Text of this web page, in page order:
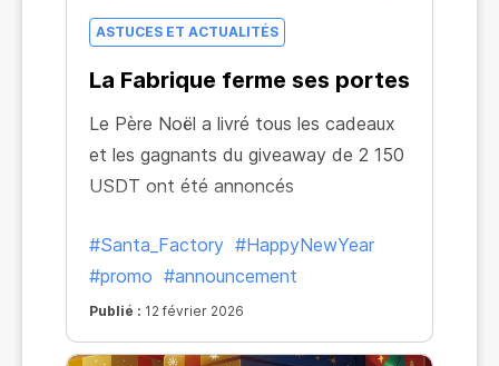
ASTUCES ET ACTUALITÉS
La Fabrique ferme ses portes
Le Père Noël a livré tous les cadeaux
et les gagnants du giveaway de 2 150
USDT ont été annoncés
#Santa_Factory #HappyNewYear
#promo #announcement
Publié : 12 février 2026